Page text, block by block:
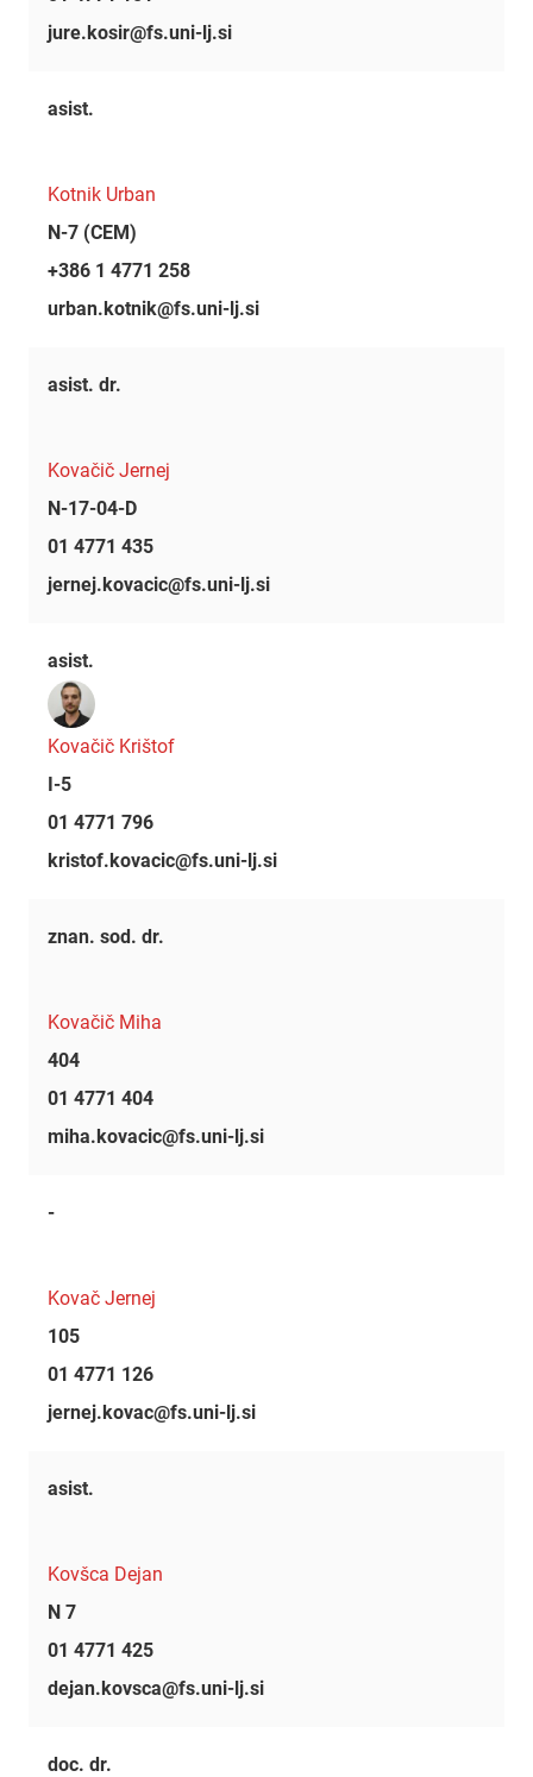
jure.kosir@fs.uni-lj.si
asist.
Kotnik Urban
N-7 (CEM)
+386 1 4771 258
urban.kotnik@fs.uni-lj.si
asist. dr.
Kovačič Jernej
N-17-04-D
01 4771 435
jernej.kovacic@fs.uni-lj.si
asist.
Kovačič Krištof
I-5
01 4771 796
kristof.kovacic@fs.uni-lj.si
znan. sod. dr.
Kovačič Miha
404
01 4771 404
miha.kovacic@fs.uni-lj.si
-
Kovač Jernej
105
01 4771 126
jernej.kovac@fs.uni-lj.si
asist.
Kovšca Dejan
N 7
01 4771 425
dejan.kovsca@fs.uni-lj.si
doc. dr.